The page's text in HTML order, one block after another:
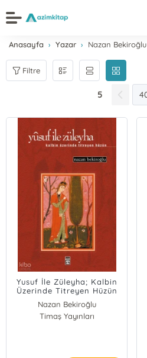
Anasayfa Yazar Nazan Bekiroğlu
Filtre
5
Yusuf İle Züleyha; Kalbin
Üzerinde Titreyen Hüzün
Nazan Bekiroğlu
Timaş Yayınları